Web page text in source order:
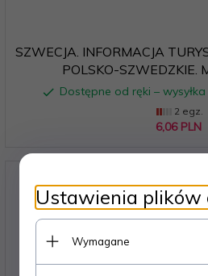
SZWECJA. INFORMACJA
POLSKO-SZWEDZKIE.
Dostępne od ręki –
2 egz.
6,06 PLN
Ustawienia plików
Wymagane